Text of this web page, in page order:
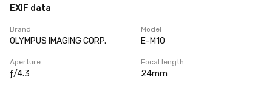
EXIF data
Brand
OLYMPUS IMAGING CORP.
Model
E-M10
Aperture
ƒ/4.3
Focal length
24mm